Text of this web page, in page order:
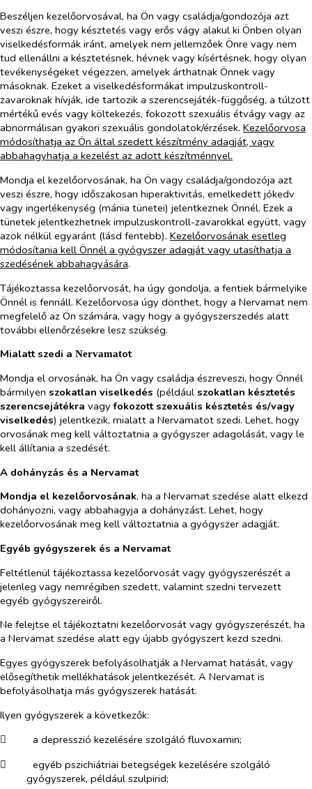
Beszéljen kezelőorvosával, ha Ön vagy családja/gondozója azt
veszi észre, hogy késztetés vagy erős vágy alakul ki Önben olyan
viselkedésformák iránt, amelyek nem jellemzőek Önre vagy nem
tud ellenállni a késztetésnek, hévnek vagy kísértésnek, hogy olyan
tevékenységeket végezzen, amelyek árthatnak Önnek vagy
másoknak. Ezeket a viselkedésformákat impulzuskontroll-
zavaroknak hívják, ide tartozik a szerencsejáték-függőség, a túlzott
mértékű evés vagy költekezés, fokozott szexuális étvágy vagy az
abnormálisan gyakori szexuális gondolatok/érzések. Kezelőorvosa
módosíthatja az Ön által szedett készítmény adagját, vagy
abbahagyhatja a kezelést az adott készítménnyel.
Mondja el kezelőorvosának, ha Ön vagy családja/gondozója azt
veszi észre, hogy időszakosan hiperaktivitás, emelkedett jókedv
vagy ingerlékenység (mánia tünetei) jelentkeznek Önnél. Ezek a
tünetek jelentkezhetnek impulzuskontroll-zavarokkal együtt, vagy
azok nélkül egyaránt (lásd fentebb). Kezelőorvosának esetleg
módosítania kell Önnél a gyógyszer adagját vagy utasíthatja a
szedésének abbahagyására.
Tájékoztassa kezelőorvosát, ha úgy gondolja, a fentiek bármelyike
Önnél is fennáll. Kezelőorvosa úgy dönthet, hogy a Nervamat nem
megfelelő az Ön számára, vagy hogy a gyógyszerszedés alatt
további ellenőrzésekre lesz szükség.
Mialatt szedi a Nervamatot
Mondja el orvosának, ha Ön vagy családja észreveszi, hogy Önnél
bármilyen szokatlan viselkedés (például szokatlan késztetés
szerencsejátékra vagyfokozott szexuális késztetés és/vagy
viselkedés) jelentkezik, mialatt a Nervamatot szedi. Lehet, hogy
orvosának meg kell változtatnia a gyógyszer adagolását, vagy le
kell állítania a szedését.
A dohányzás és a Nervamat
Mondja el kezelőorvosának, ha a Nervamat szedése alatt elkezd
dohányozni, vagy abbahagyja a dohányzást. Lehet, hogy
kezelőorvosának meg kell változtatnia a gyógyszer adagját.
Egyéb gyógyszerek és a Nervamat
Feltétlenül tájékoztassa kezelőorvosát vagy gyógyszerészét a
jelenleg vagy nemrégiben szedett, valamint szedni tervezett
egyéb gyógyszereiről.
Ne felejtse el tájékoztatni kezelőorvosát vagy gyógyszerészét, ha
a Nervamat szedése alatt egy újabb gyógyszert kezd szedni.
Egyes gyógyszerek befolyásolhatják a Nervamat hatását, vagy
elősegíthetik mellékhatások jelentkezését. A Nervamat is
befolyásolhatja más gyógyszerek hatását.
Ilyen gyógyszerek a következők:
​
a depresszió kezelésére szolgáló fluvoxamin;
​
egyéb pszichiátriai betegségek kezelésére szolgáló
gyógyszerek, például szulpirid;